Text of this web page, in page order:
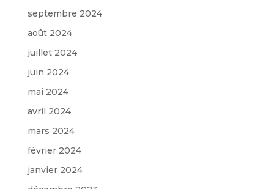
septembre 2024
août 2024
juillet 2024
juin 2024
mai 2024
avril 2024
mars 2024
février 2024
janvier 2024